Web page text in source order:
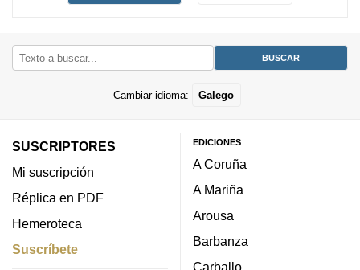
Cambiar idioma: Galego
SUSCRIPTORES
Mi suscripción
Réplica en PDF
Hemeroteca
Suscríbete
EDICIONES
A Coruña
A Mariña
Arousa
Barbanza
Carballo